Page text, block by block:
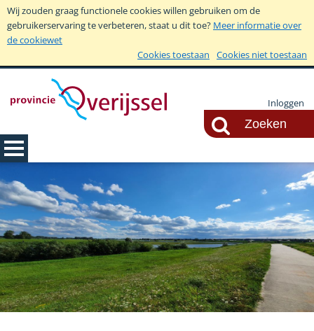
Wij zouden graag functionele cookies willen gebruiken om de
gebruikerservaring te verbeteren, staat u dit toe? Meer informatie over
de cookiewet
Cookies toestaan
Cookies niet toestaan
Inloggen